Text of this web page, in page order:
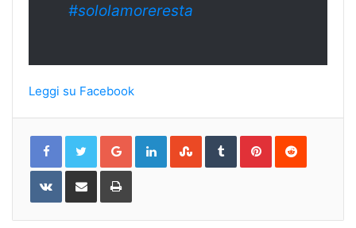
#sololamoreresta
Leggi su Facebook
Google+LinkedInStumbleUpon
TumblrPinterestReddit
VKontakteShare
Email
Print